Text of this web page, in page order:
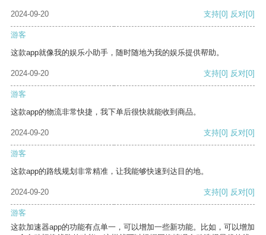
2024-09-20 支持[0] 反对[0]
游客
这款app就像我的娱乐小助手，随时随地为我的娱乐提供帮助。
2024-09-20 支持[0] 反对[0]
游客
这款app的物流非常快捷，我下单后很快就能收到商品。
2024-09-20 支持[0] 反对[0]
游客
这款app的路线规划非常精准，让我能够快速到达目的地。
2024-09-20 支持[0] 反对[0]
游客
这款加速器app的功能有点单一，可以增加一些新功能。比如，可以增加